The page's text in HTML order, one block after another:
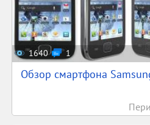
1640 1
Обзор смартфона